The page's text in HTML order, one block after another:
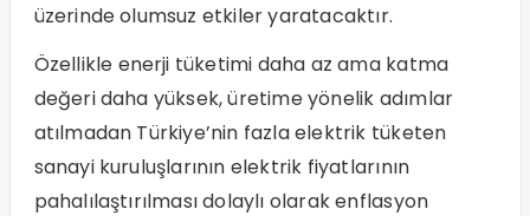
üzerinde olumsuz etkiler yaratacaktır.
Özellikle enerji tüketimi daha az ama katma
değeri daha yüksek, üretime yönelik adımlar
atılmadan Türkiye’nin fazla elektrik tüketen
sanayi kuruluşlarının elektrik fiyatlarının
pahalılaştırılması dolaylı olarak enflasyon